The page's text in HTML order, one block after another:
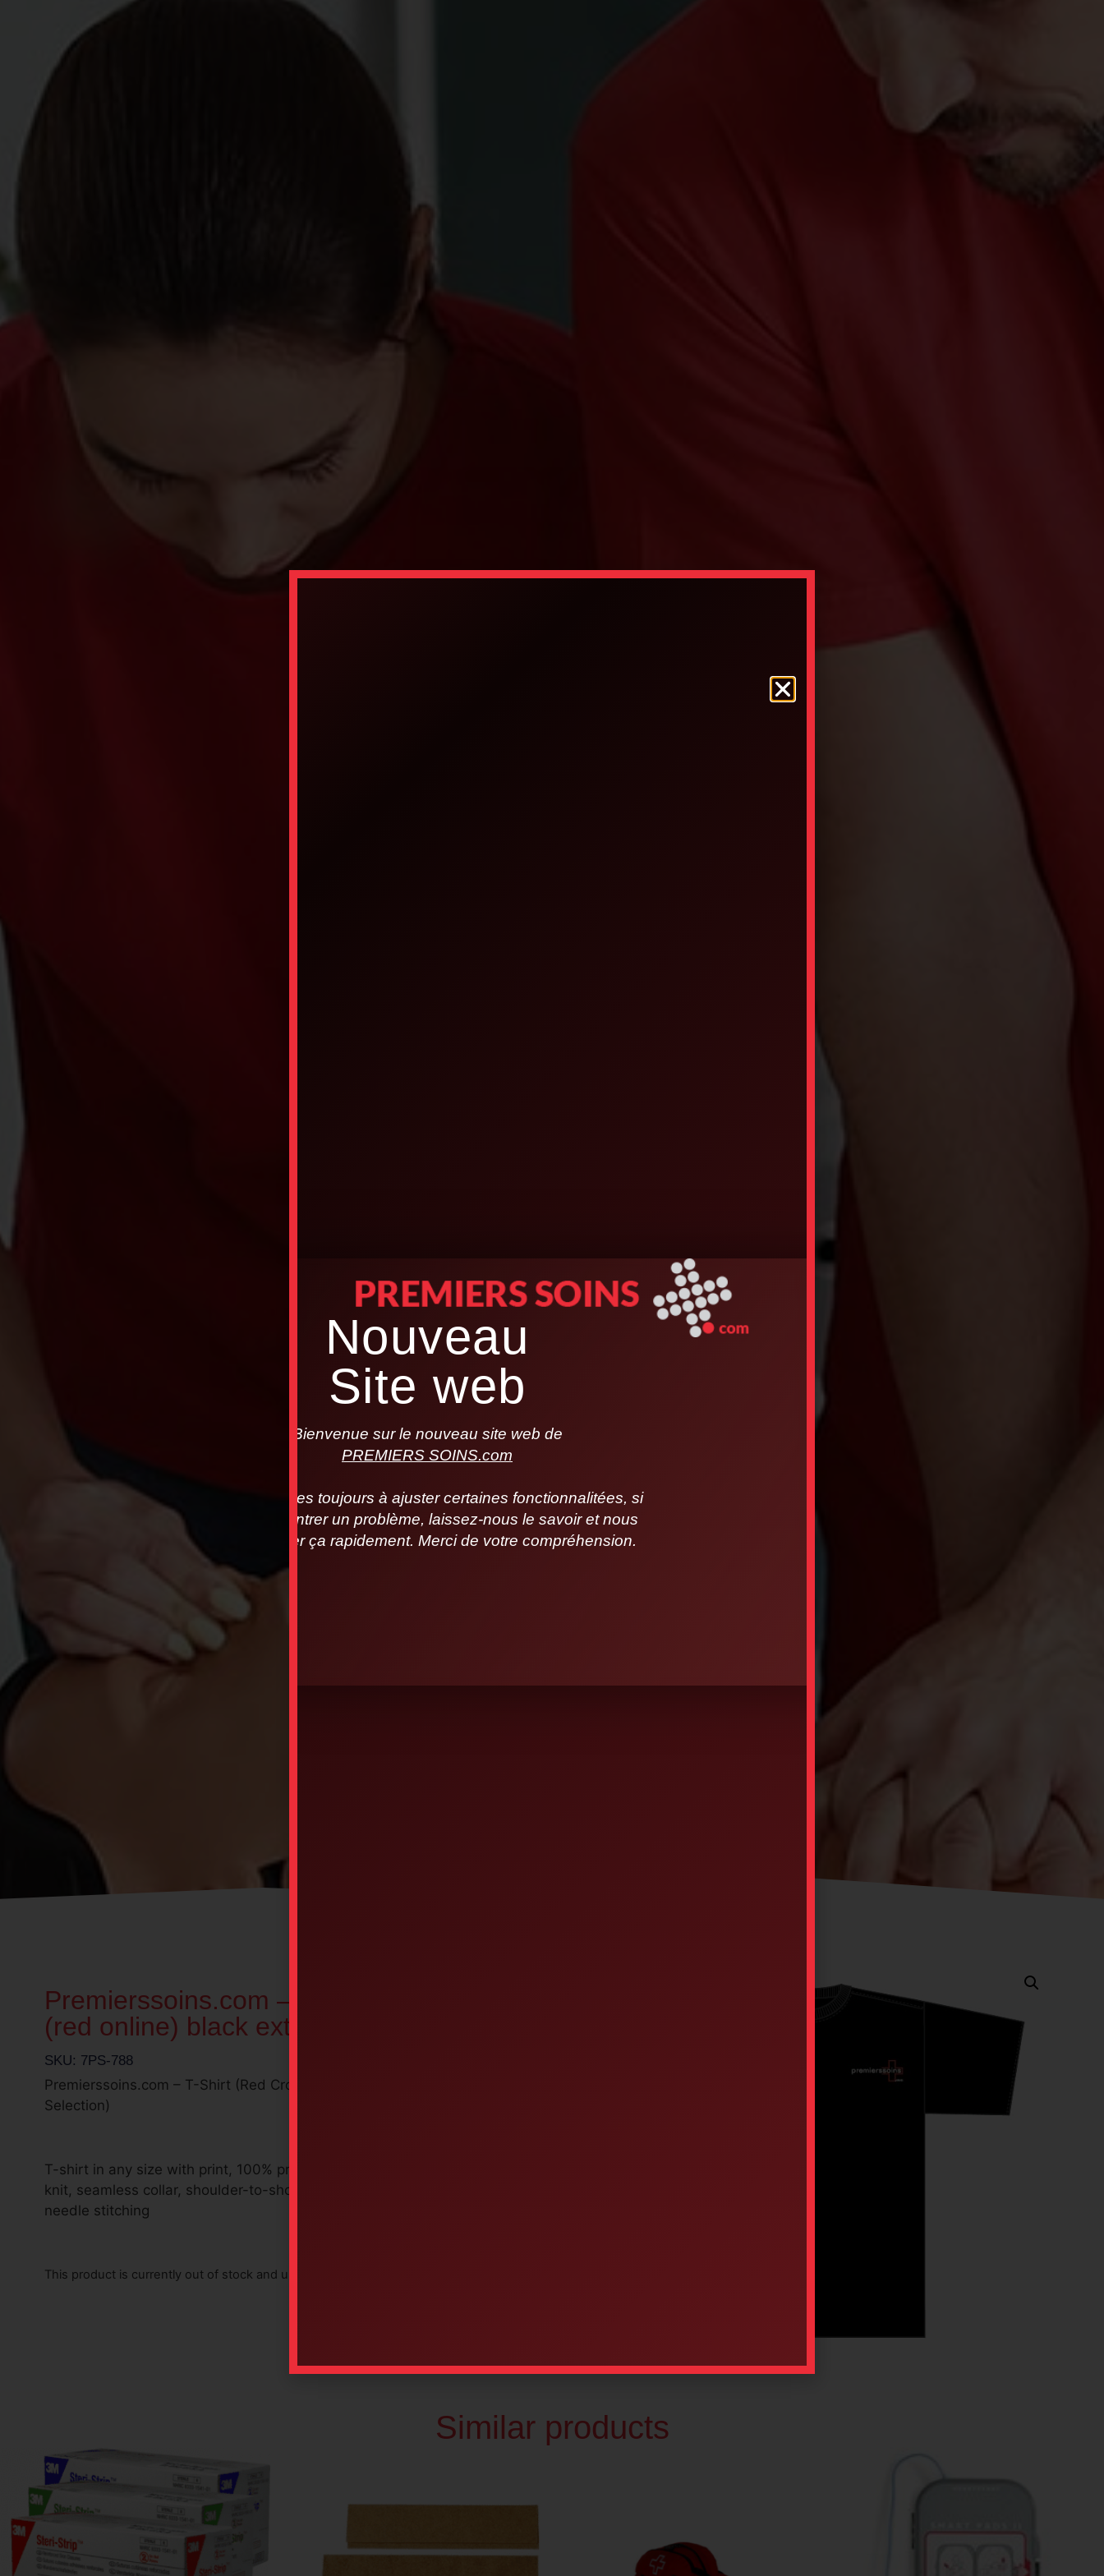
Premierssoins.com – T-Shirt Pull
(red online) black extra large
SKU: 7PS-788
Premierssoins.com – T-Shirt (Red Cross Online – Size
Selection)
T-shirt in any size with print, 100% preshrunk cotton, tight
knit, seamless collar, shoulder-to-shoulder taping, double-
needle stitching
This product is currently out of stock and unavailable.
Similar products
Nouveau
Site web
Bienvenue sur le nouveau site web de
PREMIERS SOINS.com
Nous sommes toujours à ajuster certaines fonctionnalitées, si
vous rencontrer un problème, laissez-nous le savoir et nous
allons régler ça rapidement. Merci de votre compréhension.